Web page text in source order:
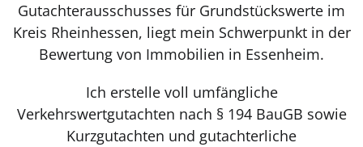
Gutachterausschusses für Grundstückswerte im
Kreis Rheinhessen, liegt mein Schwerpunkt in der
Bewertung von Immobilien in Essenheim.
Ich erstelle voll umfängliche
Verkehrswertgutachten nach § 194 BauGB sowie
Kurzgutachten und gutachterliche